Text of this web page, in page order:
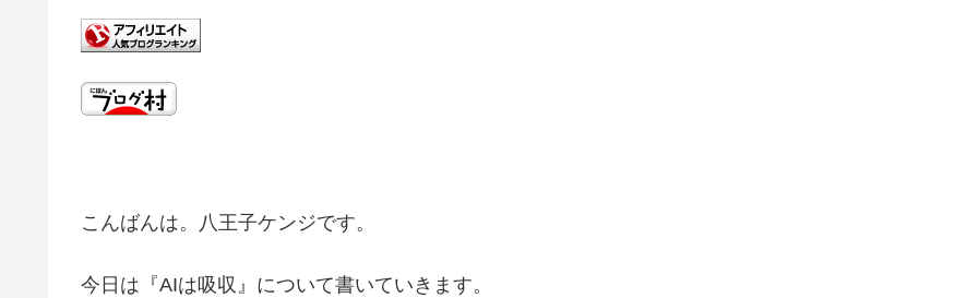
こんばんは。八王子ケンジです。
今日は『AIは吸収』について書いていきます。